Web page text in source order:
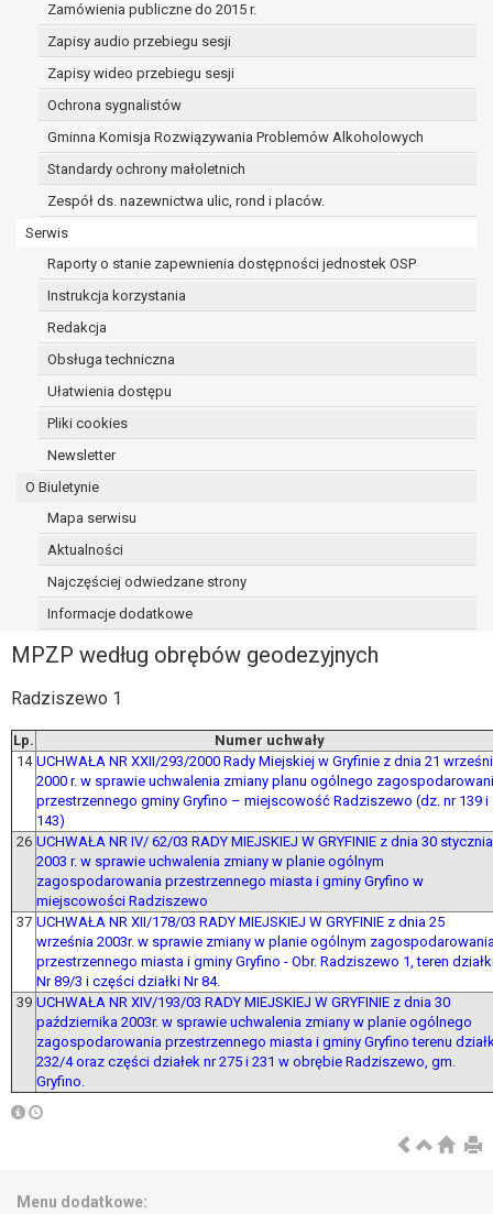
Zamówienia publiczne do 2015 r.
Zapisy audio przebiegu sesji
Zapisy wideo przebiegu sesji
Ochrona sygnalistów
Gminna Komisja Rozwiązywania Problemów Alkoholowych
Standardy ochrony małoletnich
Zespół ds. nazewnictwa ulic, rond i placów.
Serwis
Raporty o stanie zapewnienia dostępności jednostek OSP
Instrukcja korzystania
Redakcja
Obsługa techniczna
Ułatwienia dostępu
Pliki cookies
Newsletter
O Biuletynie
Mapa serwisu
Aktualności
Najczęściej odwiedzane strony
Informacje dodatkowe
MPZP według obrębów geodezyjnych
Radziszewo 1
Lp.
Numer uchwały
14 UCHWAŁA NR XXII/293/2000 Rady Miejskiej w Gryfinie z dnia 21
2000 r. w sprawie uchwalenia zmiany planu ogólnego
przestrzennego gminy Gryfino – miejscowość Radziszewo (dz. nr 139 i
143)
26 UCHWAŁA NR IV/ 62/03 RADY MIEJSKIEJ W GRYFINIE z dnia 30 stycznia
2003 r. w sprawie uchwalenia zmiany w planie ogólnym
zagospodarowania przestrzennego miasta i gminy Gryfino w
miejscowości Radziszewo
37 UCHWAŁA NR XII/178/03 RADY MIEJSKIEJ W GRYFINIE z dnia 25
września 2003r. w sprawie zmiany w planie ogólnym
przestrzennego miasta i gminy Gryfino - Obr. Radziszewo 1, teren
Nr 89/3 i części działki Nr 84.
39 UCHWAŁA NR XIV/193/03 RADY MIEJSKIEJ W GRYFINIE z dnia 30
października 2003r. w sprawie uchwalenia zmiany w planie ogólnego
zagospodarowania przestrzennego miasta i gminy Gryfino terenu
232/4 oraz części działek nr 275 i 231 w obrębie Radziszewo, gm.
Gryfino.
Menu dodatkowe:
Organem właściwym do wniesienia skargi jest Prezes
Osobowych.
W zależności od sfery, w której przetwarzane są dane
osobowych jest dobrowolne albo jest wymogiem
Pani/Pana dane nie będą poddawane
decyzji, w tym również profilowaniu.